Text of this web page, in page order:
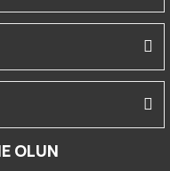
OLUN